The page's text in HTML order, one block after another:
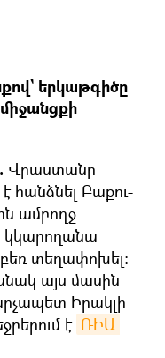
երկաթգիծը
Վրաստանը
Բաքու-
ամբողջ
կկարողանա
տեղափոխել:
այս մասին
Իրակլի
է ՌԻԱ